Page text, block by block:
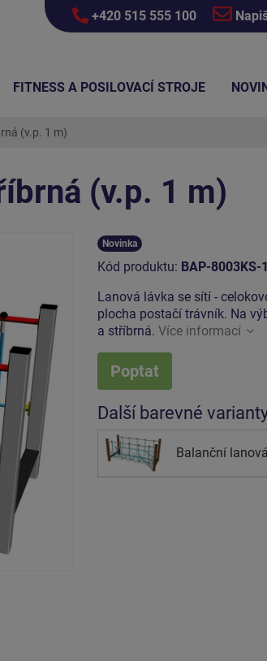
+420 515 555 100
(v.p. 1 m)
(v.p. 1 m)
Novinka
Kód produktu: BAP-8003KS-
Lanová lávka se sítí -
plocha postačí trávník. Na
a stříbrná. Více informací
Poptat
Další barevné
Balanční
FITNESS A POSILOVACÍ STROJE